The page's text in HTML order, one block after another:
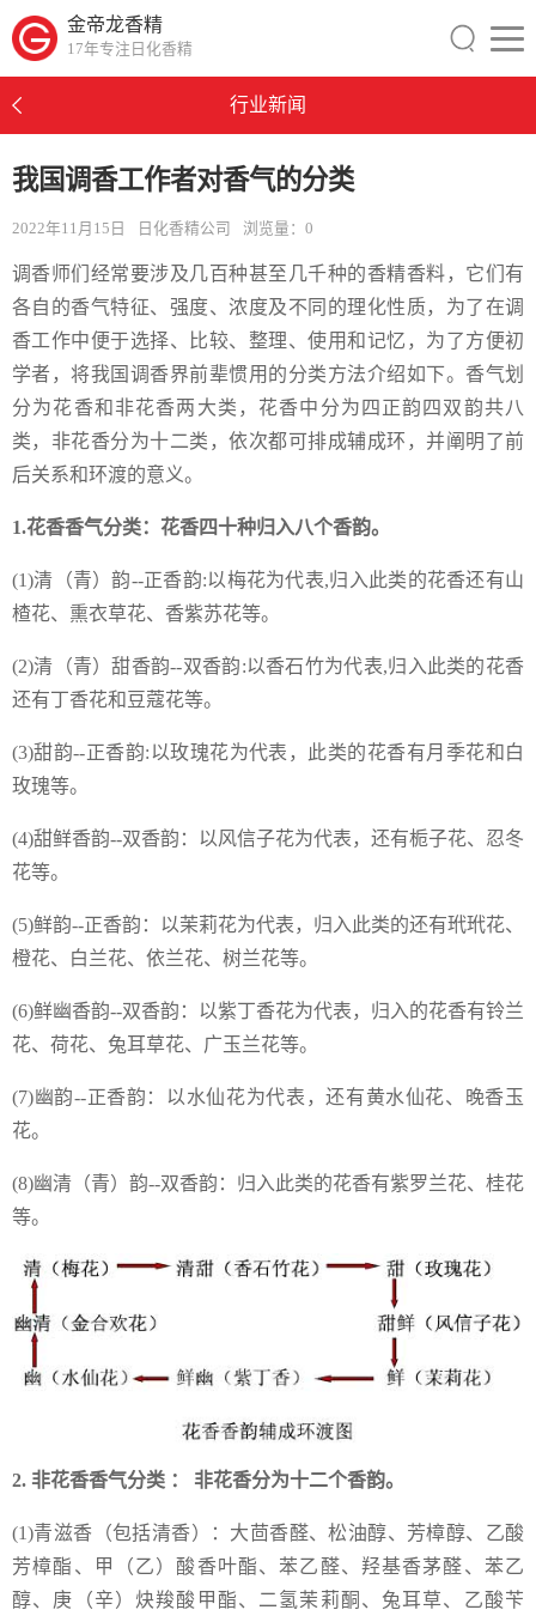
金帝龙香精
17年专注日化香精
行业新闻
我国调香工作者对香气的分类
2022年11月15日 日化香精公司 浏览量： 0
调香师们经常要涉及几百种甚至几千种的香精香料，它们有
各自的香气特征、强度、浓度及不同的理化性质，为了在调
香工作中便于选择、比较、整理、使用和记忆，为了方便初
学者，将我国调香界前辈惯用的分类方法介绍如下。香气划
分为花香和非花香两大类，花香中分为四正韵四双韵共八
类，非花香分为十二类，依次都可排成辅成环，并阐明了前
后关系和环渡的意义。
1.花香香气分类：花香四十种归入八个香韵。
(1)清（青）韵--正香韵:以梅花为代表,归入此类的花香还有山
楂花、熏衣草花、香紫苏花等。
(2)清（青）甜香韵--双香韵:以香石竹为代表,归入此类的花香
还有丁香花和豆蔻花等。
(3)甜韵--正香韵:以玫瑰花为代表，此类的花香有月季花和白
玫瑰等。
(4)甜鲜香韵--双香韵：以风信子花为代表，还有栀子花、忍冬
花等。
(5)鲜韵--正香韵：以茉莉花为代表，归入此类的还有玳玳花、
橙花、白兰花、依兰花、树兰花等。
(6)鲜幽香韵--双香韵：以紫丁香花为代表，归入的花香有铃兰
花、荷花、兔耳草花、广玉兰花等。
(7)幽韵--正香韵：以水仙花为代表，还有黄水仙花、晚香玉
花。
(8)幽清（青）韵--双香韵：归入此类的花香有紫罗兰花、桂花
等。
2. 非花香香气分类 ： 非花香分为十二个香韵。
(1)青滋香（包括清香）：大茴香醛、松油醇、芳樟醇、乙酸
芳樟酯、甲（乙）酸香叶酯、苯乙醛、羟基香茅醛、苯乙
醇、庚（辛）炔羧酸甲酯、二氢茉莉酮、兔耳草、乙酸苄